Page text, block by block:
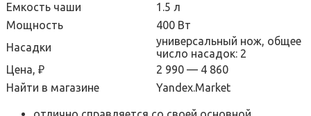
Емкость чаши
1.5 л
Мощность
400 Вт
Насадки
универсальный нож, общее
число насадок: 2
Цена, ₽
2 990 — 4 860
Найти в магазине
Yandex.Market